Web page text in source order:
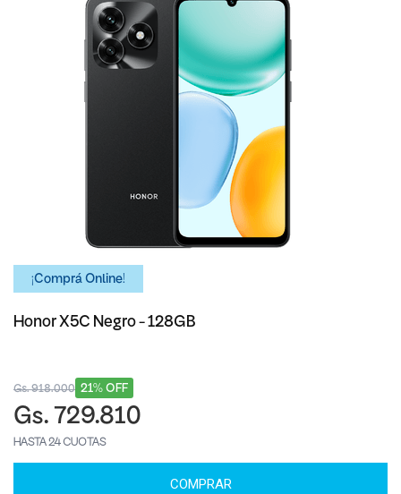
¡Comprá Online!
Honor X5C Negro - 128GB
21% OFF
Gs. 918.000
Gs. 729.810
HASTA 24 CUOTAS
COMPRAR